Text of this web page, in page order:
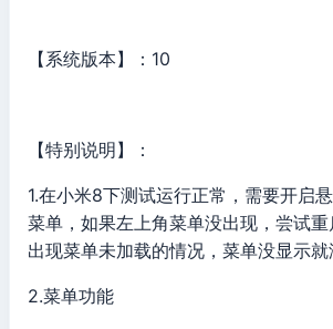
【系统版本】：10
【特别说明】：
1.在小米8下测试运行正常，需要开启
菜单，如果左上角菜单没出现，尝试
出现菜单未加载的情况，菜单没显示
2.菜单功能